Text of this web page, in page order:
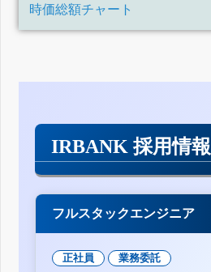
時価総額チャート
IRBANK 採用情報
フルスタックエンジニア
正社員 業務委託